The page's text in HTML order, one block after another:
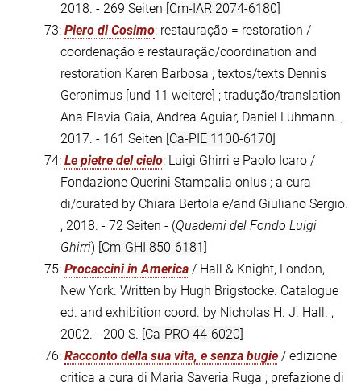
2018. - 269 Seiten [Cm-IAR 2074-6180]
73: Piero di Cosimo: restauração = restoration /
coordenação e restauração/coordination and
restoration Karen Barbosa ; textos/texts Dennis
Geronimus [und 11 weitere] ; tradução/translation
Ana Flavia Gaia, Andrea Aguiar, Daniel Lühmann. ,
2017. - 161 Seiten [Ca-PIE 1100-6170]
74: Le pietre del cielo: Luigi Ghirri e Paolo Icaro /
Fondazione Querini Stampalia onlus ; a cura
di/curated by Chiara Bertola e/and Giuliano Sergio.
, 2018. - 72 Seiten - (Quaderni del Fondo Luigi
Ghirri) [Cm-GHI 850-6181]
75: Procaccini in America / Hall & Knight, London,
New York. Written by Hugh Brigstocke. Catalogue
ed. and exhibition coord. by Nicholas H. J. Hall. ,
2002. - 200 S. [Ca-PRO 44-6020]
76: Racconto della sua vita, e senza bugie / edizione
critica a cura di Maria Saveria Ruga ; prefazione di